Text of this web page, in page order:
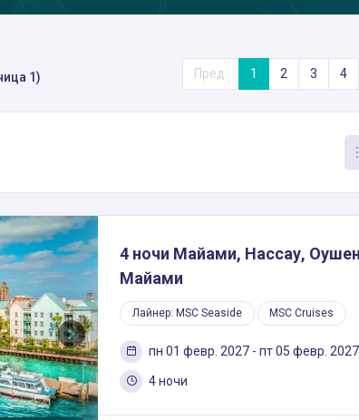
1) Пред. 1 2 3 4
Next
4 ночи Майами, Нассау,
Майами
Лайнер: MSC Seaside MSC Cruises
пн 01 февр. 2027 - пт 05 февр. 2027
4 ночи